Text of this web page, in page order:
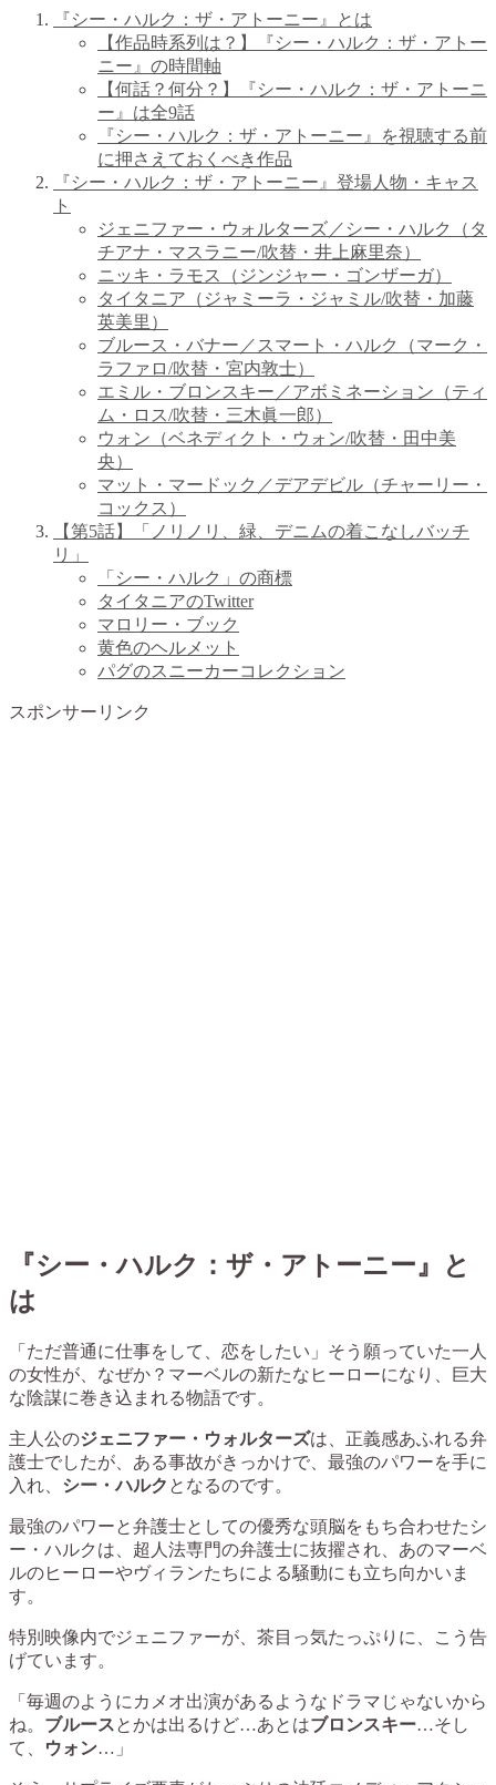
『シー・ハルク：ザ・アトーニー』とは
【作品時系列は？】『シー・ハルク：ザ・アトー
ニー』の時間軸
【何話？何分？】『シー・ハルク：ザ・アトーニ
ー』は全9話
『シー・ハルク：ザ・アトーニー』を視聴する前
に押さえておくべき作品
『シー・ハルク：ザ・アトーニー』登場人物・キャス
ト
ジェニファー・ウォルターズ／シー・ハルク（タ
チアナ・マスラニー/吹替・井上麻里奈）
ニッキ・ラモス（ジンジャー・ゴンザーガ）
タイタニア（ジャミーラ・ジャミル/吹替・加藤
英美里）
ブルース・バナー／スマート・ハルク（マーク・
ラファロ/吹替・宮内敦士）
エミル・ブロンスキー／アボミネーション（ティ
ム・ロス/吹替・三木眞一郎）
ウォン（ベネディクト・ウォン/吹替・田中美
央）
マット・マードック／デアデビル（チャーリー・
コックス）
【第5話】「ノリノリ、緑、デニムの着こなしバッチ
リ」
「シー・ハルク」の商標
タイタニアのTwitter
マロリー・ブック
黄色のヘルメット
パグのスニーカーコレクション
スポンサーリンク
『シー・ハルク：ザ・アトーニー』と
は
「ただ普通に仕事をして、恋をしたい」そう願っていた一人
の女性が、なぜか？マーベルの新たなヒーローになり、巨大
な陰謀に巻き込まれる物語です。
主人公のジェニファー・ウォルターズは、正義感あふれる弁
護士でしたが、ある事故がきっかけで、最強のパワーを手に
入れ、 シー・ハルク となるのです。
最強のパワーと弁護士としての優秀な頭脳をもち合わせたシ
ー・ハルクは、超人法専門の弁護士に抜擢され、あのマーベ
ルのヒーローやヴィランたちによる騒動にも立ち向かいま
す。
特別映像内でジェニファーが、茶目っ気たっぷりに、こう告
げています。
「毎週のようにカメオ出演があるようなドラマじゃないから
ね。 ブルースとかは出るけど…あとはブロンスキー…そし
て、
ウォン…」